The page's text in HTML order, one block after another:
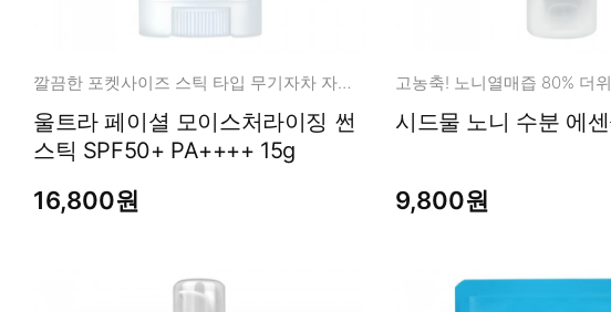
깔끔한 포켓사이즈 스틱 타입 무기자차 자외선 차단제!
울트라 페이셜 모이스처라이징 썬
스틱 SPF50+ PA++++ 15g
16,800원 9,800원